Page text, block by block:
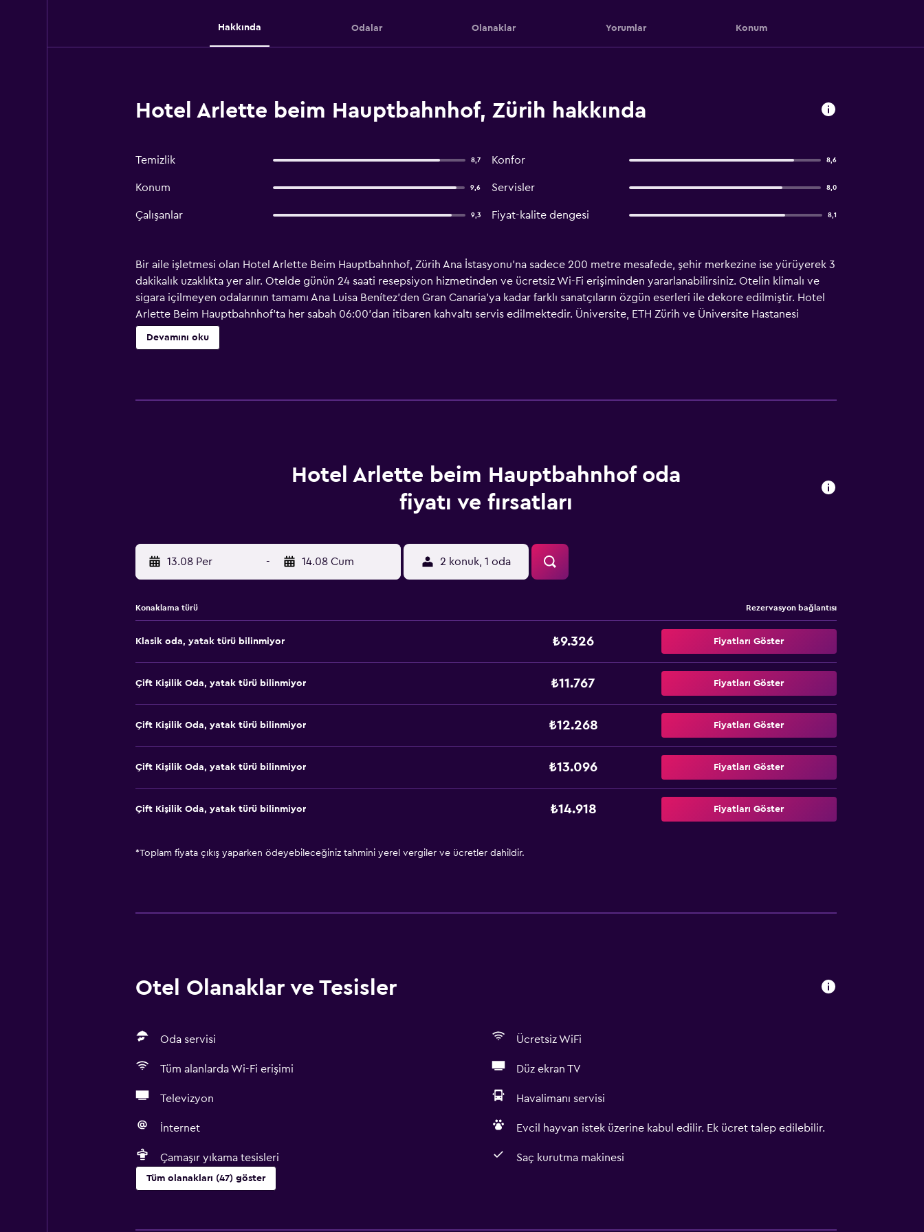
Hakkında Odalar Olanaklar Yorumlar Konum
Hotel Arlette beim Hauptbahnhof, Zürih hakkında
Temizlik 8,7 Konfor 8,6
Konum 9,6 Servisler 8,0
Çalışanlar 9,3 Fiyat-kalite dengesi 8,1
Bir aile işletmesi olan Hotel Arlette Beim Hauptbahnhof, Zürih Ana İstasyonu'na sadece 200 metre mesafede, şehir merkezine ise yürüyerek 3
dakikalık uzaklıkta yer alır. Otelde günün 24 saati resepsiyon hizmetinden ve ücretsiz Wi-Fi erişiminden yararlanabilirsiniz. Otelin klimalı ve
sigara içilmeyen odalarının tamamı Ana Luisa Benítez'den Gran Canaria'ya kadar farklı sanatçıların özgün eserleri ile dekore edilmiştir. Hotel
Arlette Beim Hauptbahnhof'ta her sabah 06:00'dan itibaren kahvaltı servis edilmektedir. Üniversite, ETH Zürih ve Üniversite Hastanesi
sadece 5 dakikalık yürüme mesafesindedir. Konuklar Zürih Havaalanı'na 10 dakikalık bir tren yolculuğuyla ulaşabilirler.
Devamını oku
Hotel Arlette beim Hauptbahnhof oda
fiyatı ve fırsatları
13.08 Per - 14.08 Cum 2 konuk, 1 oda
Konaklama türü Rezervasyon bağlantısı
Klasik oda, yatak türü bilinmiyor ₺9.326 Fiyatları Göster
Çift ​Kişilik Oda, yatak türü bilinmiyor ₺11.767 Fiyatları Göster
Çift ​Kişilik Oda, yatak türü bilinmiyor ₺12.268 Fiyatları Göster
Çift ​Kişilik Oda, yatak türü bilinmiyor ₺13.096 Fiyatları Göster
Çift ​Kişilik Oda, yatak türü bilinmiyor ₺14.918 Fiyatları Göster
*Toplam fiyata çıkış yaparken ödeyebileceğiniz tahmini yerel vergiler ve ücretler dahildir.
Otel Olanaklar ve Tesisler
Oda servisi Ücretsiz WiFi
Tüm alanlarda Wi-Fi erişimi Düz ekran TV
Televizyon Havalimanı servisi
İnternet Evcil hayvan istek üzerine kabul edilir. Ek ücret talep edilebilir.
Çamaşır yıkama tesisleri Saç kurutma makinesi
Tüm olanakları (47) göster